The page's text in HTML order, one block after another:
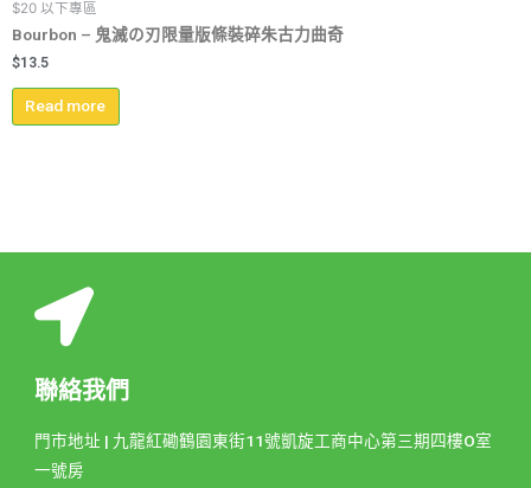
$20 以下專區
Bourbon – 鬼滅の刃限量版條裝碎朱古力曲奇
$13.5
Read more
聯絡我們
門市地址 | 九龍紅磡鶴園東街11號凱旋工商中心第三期四樓O室
一號房